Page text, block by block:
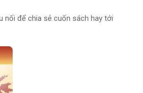
nối để chia sẻ cuốn sách hay tới